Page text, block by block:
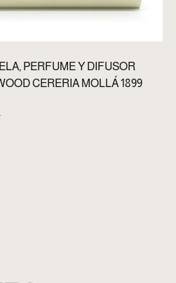
PERFUME Y DIFUSOR
CERERIA MOLLÁ 1899